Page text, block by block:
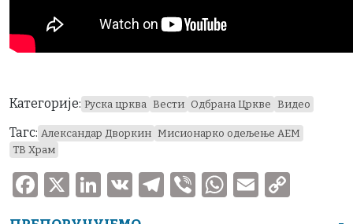
Категорије: Руска црква Вести Одбрана Цркве Видео
Тагс: Александар Дворкин Мисионарко одељење АЕМ
ТВ Храм
F
X
Li V
T
V
W E